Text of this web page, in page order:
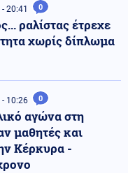
20:41 0
ραλίστας έτρεχε
χωρίς δίπλωμα
10:26 0
αγώνα στη
μαθητές και
Κέρκυρα -